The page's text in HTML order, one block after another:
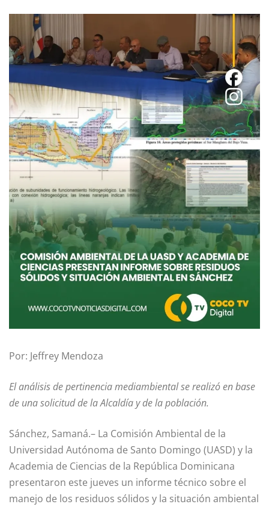
Por: Jeffrey Mendoza
El análisis de pertinencia mediambiental se realizó en base
de una solicitud de la Alcaldía y de la población.
Sánchez, Samaná.– La Comisión Ambiental de la
Universidad Autónoma de Santo Domingo (UASD) y la
Academia de Ciencias de la República Dominicana
presentaron este jueves un informe técnico sobre el
manejo de los residuos sólidos y la situación ambiental